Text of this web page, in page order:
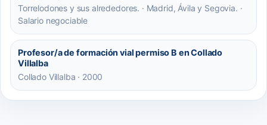
Torrelodones y sus alrededores. · Madrid, Ávila y Segovia. ·
Salario negociable
Profesor/a de formación vial permiso B en Collado
Villalba
Collado Villalba · 2000